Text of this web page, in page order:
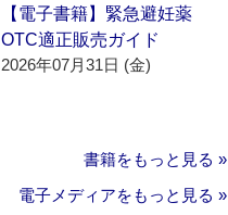
【電子書籍】緊急避妊薬
OTC適正販売ガイド
2026年07月31日 (金)
書籍をもっと見る »
電子メディアをもっと見る »